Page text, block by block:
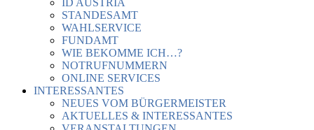
ID AUSTRIA
STANDESAMT
WAHLSERVICE
FUNDAMT
WIE BEKOMME ICH…?
NOTRUFNUMMERN
ONLINE SERVICES
INTERESSANTES
NEUES VOM BÜRGERMEISTER
AKTUELLES & INTERESSANTES